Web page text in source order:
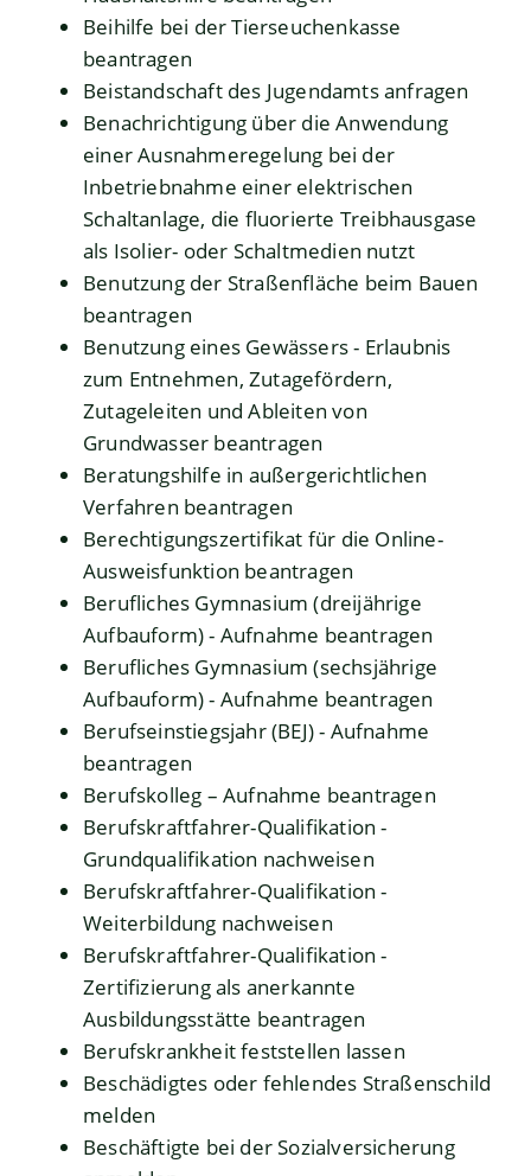
Beihilfe bei der Tierseuchenkasse
beantragen
Beistandschaft des Jugendamts anfragen
Benachrichtigung über die Anwendung
einer Ausnahmeregelung bei der
Inbetriebnahme einer elektrischen
Schaltanlage, die fluorierte Treibhausgase
als Isolier- oder Schaltmedien nutzt
Benutzung der Straßenfläche beim Bauen
beantragen
Benutzung eines Gewässers - Erlaubnis
zum Entnehmen, Zutagefördern,
Zutageleiten und Ableiten von
Grundwasser beantragen
Beratungshilfe in außergerichtlichen
Verfahren beantragen
Berechtigungszertifikat für die Online-
Ausweisfunktion beantragen
Berufliches Gymnasium (dreijährige
Aufbauform) - Aufnahme beantragen
Berufliches Gymnasium (sechsjährige
Aufbauform) - Aufnahme beantragen
Berufseinstiegsjahr (BEJ) - Aufnahme
beantragen
Berufskolleg – Aufnahme beantragen
Berufskraftfahrer-Qualifikation -
Grundqualifikation nachweisen
Berufskraftfahrer-Qualifikation -
Weiterbildung nachweisen
Berufskraftfahrer-Qualifikation -
Zertifizierung als anerkannte
Ausbildungsstätte beantragen
Berufskrankheit feststellen lassen
Beschädigtes oder fehlendes Straßenschild
melden
Beschäftigte bei der Sozialversicherung